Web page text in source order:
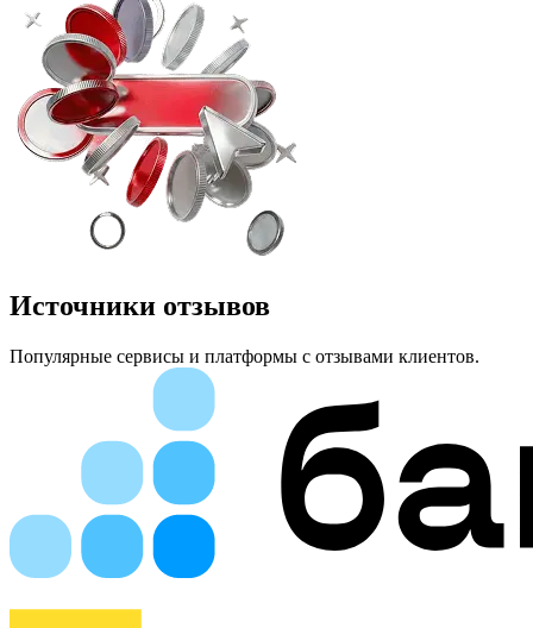
Источники отзывов
Популярные сервисы и платформы с отзывами клиентов.